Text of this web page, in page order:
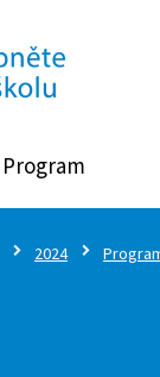
Program
2024